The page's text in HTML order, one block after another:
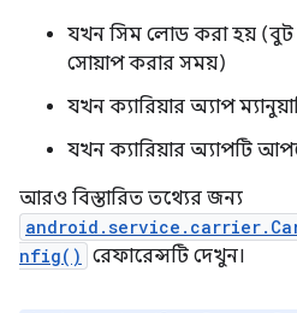
যখন সিম লোড করা হয় (বুট
সোয়াপ করার সময়)
যখন ক্যারিয়ার অ্যাপ
যখন ক্যারিয়ার অ্যাপটি
আরও বিস্তারিত তথ্যের জন্য
nfig() রেফারেন্সটি দেখুন।